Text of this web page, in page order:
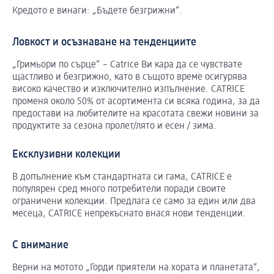
Кредото е винаги: „Бъдете безгрижни“.
Ловкост и осъзнаване на тенденциите
„Гримьори по сърце“ – Catrice Ви кара да се чувствате
щастливо и безгрижно, като в същото време осигурява
високо качество и изключително изпълнение. CATRICE
променя около 50% от асортимента си всяка година, за да
предостави на любителите на красотата свежи новини за
продуктите за сезона пролет/лято и есен / зима.
Ексклузивни колекции
В допълнение към стандартната си гама, CATRICE е
популярен сред много потребители поради своите
ограничени колекции. Предлага се само за един или два
месеца, CATRICE непрекъснато внася нови тенденции.
С внимание
Верни на мотото „Горди приятели на хората и планетата“,